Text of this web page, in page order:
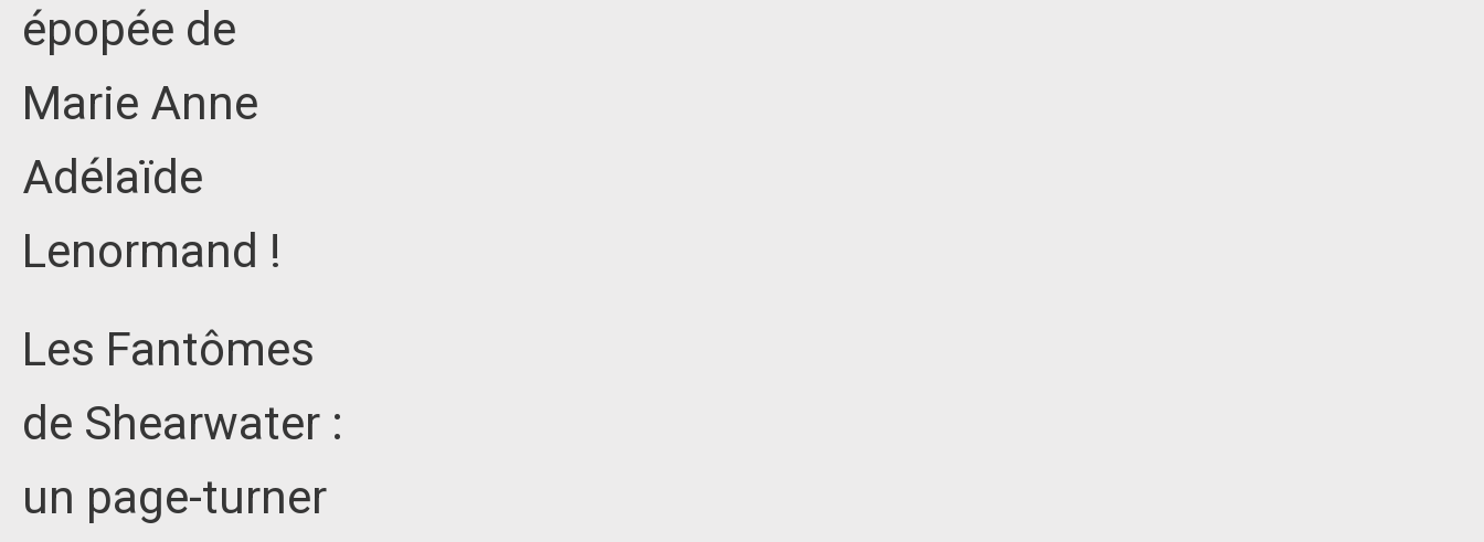
épopée de
Marie Anne
Adélaïde
Lenormand !
Les Fantômes
de Shearwater :
un page-turner